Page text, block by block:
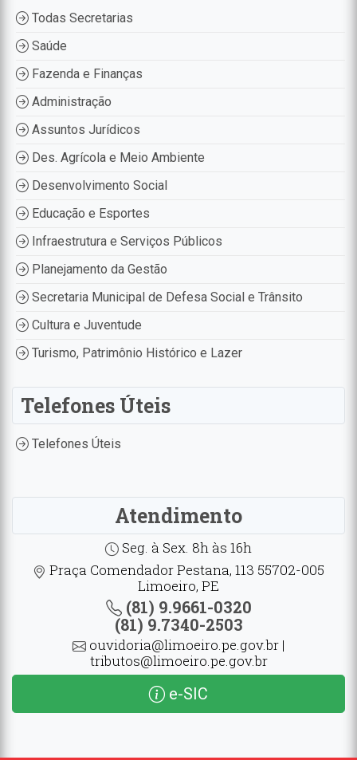
Todas Secretarias
Saúde
Fazenda e Finanças
Administração
Assuntos Jurídicos
Des. Agrícola e Meio Ambiente
Desenvolvimento Social
Educação e Esportes
Infraestrutura e Serviços Públicos
Planejamento da Gestão
Secretaria Municipal de Defesa Social e Trânsito
Cultura e Juventude
Turismo, Patrimônio Histórico e Lazer
Telefones Úteis
Telefones Úteis
Atendimento
Seg. à Sex. 8h às 16h
Praça Comendador Pestana, 113 55702-005
Limoeiro, PE
(81) 9.9661-0320
(81) 9.7340-2503
ouvidoria@limoeiro.pe.gov.br |
tributos@limoeiro.pe.gov.br
e-SIC